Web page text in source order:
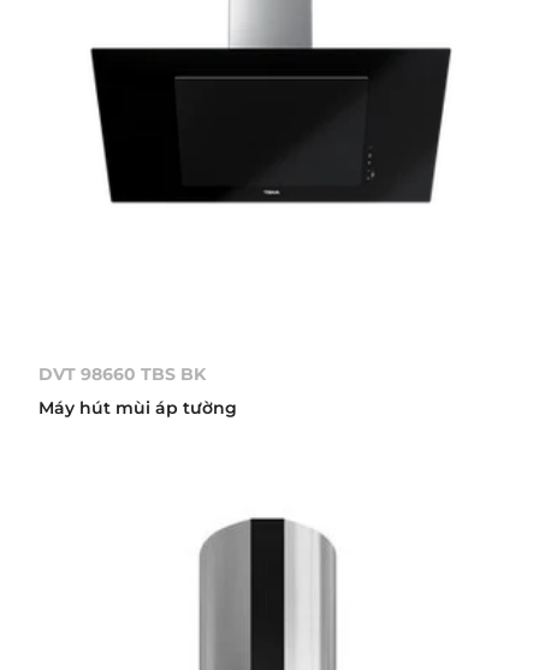
DVT 98660 TBS BK
Máy hút mùi áp tường